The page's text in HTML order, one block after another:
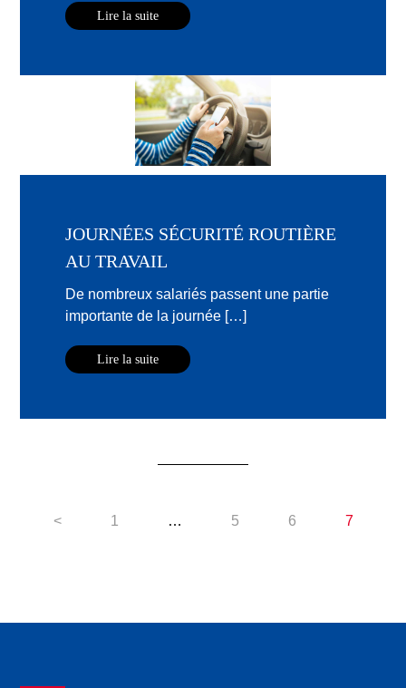
Lire la suite
JOURNÉES SÉCURITÉ ROUTIÈRE
AU TRAVAIL
De nombreux salariés passent une partie
importante de la journée […]
Lire la suite
< 1 … 5 6 7